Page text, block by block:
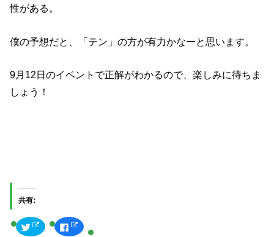
性がある。
僕の予想だと、「テン」の方が有力かなーと思います。
9月12日のイベントで正解がわかるので、楽しみに待ちま
しょう！
共有:
ク F